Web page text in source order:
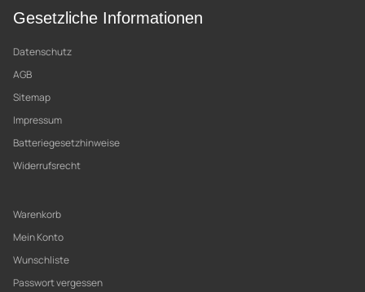
Gesetzliche Informationen
Datenschutz
AGB
Sitemap
Impressum
Batteriegesetzhinweise
Widerrufsrecht
Warenkorb
Mein Konto
Wunschliste
Passwort vergessen